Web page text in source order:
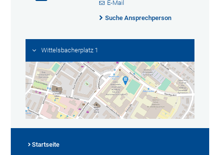
E-Mail
Suche Ansprechperson
Wittelsbacherplatz 1
Startseite